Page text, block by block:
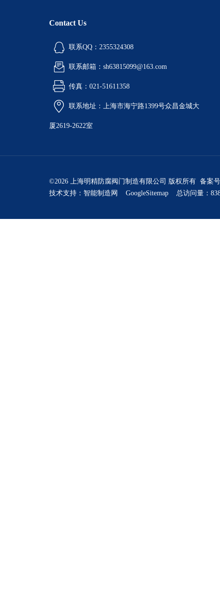
Contact Us
联系QQ：2355324308
联系邮箱：sh63815099@163.com
传真：021-51611358
联系地址：上海市海宁路1399号众昌金城大
厦2619-2622室
©2026 上海明精防腐阀门制造有限公司 版权所有 备案
技术支持： 智能制造网 GoogleSitemap 总访问量：